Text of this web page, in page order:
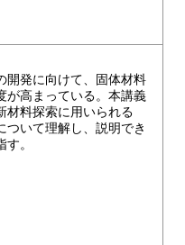
開発に向けて、固体材料
が高まっている。本講義
材料探索に用いられる
ついて理解し、説明でき
。